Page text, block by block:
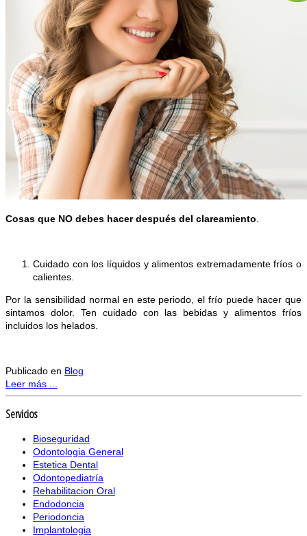
Cosas que NO debes hacer después del clareamiento
Cuidado con los líquidos y alimentos extremadamente fríos o
calientes.
Por la sensibilidad normal en este periodo, el frío puede hacer que
sintamos dolor. Ten cuidado con las bebidas y alimentos fríos
incluidos los helados.
Publicado en Blog
Leer más ...
Servicios
Bioseguridad
Odontologia General
Estetica Dental
Odontopediatría
Rehabilitacion Oral
Endodoncia
Periodoncia
Implantologia